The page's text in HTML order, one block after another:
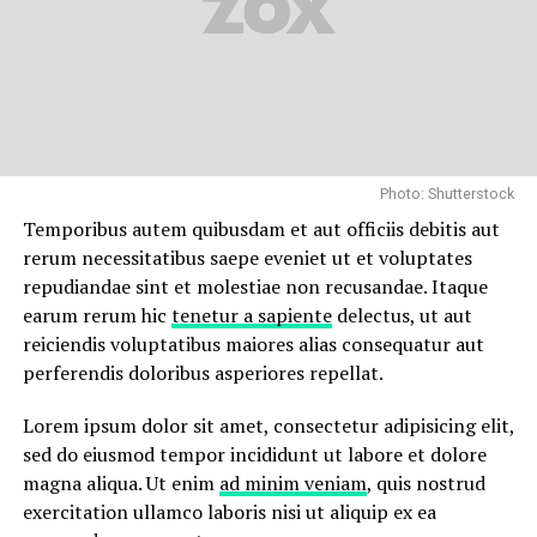
occaecati cupiditate non provident, similique sunt
in culpa qui officia deserunt mollitia animi, id est
vel illum qui dolorem eum fugiat quo voluptas nulla
Temporibus autem quibusdam et aut officiis debitis aut
rerum necessitatibus saepe eveniet ut et voluptates
repudiandae sint et molestiae non recusandae. Itaque
earum rerum hictenetur a sapientedelectus, ut aut
reiciendis voluptatibus maiores alias consequatur aut
Lorem ipsum dolor sit amet, consectetur adipisicing elit,
sed do eiusmod tempor incididunt ut labore et dolore
magna aliqua. Ut enimad minim veniam, quis nostrud
Photo: Shutterstock
Temporibus autem quibusdam et aut officiis debitis aut
rerum necessitatibus saepe eveniet ut et voluptates
repudiandae sint et molestiae non recusandae. Itaque
earum rerum hic tenetur a sapientedelectus, ut aut
reiciendis voluptatibus maiores alias consequatur aut
perferendis doloribus asperiores repellat.
Lorem ipsum dolor sit amet, consectetur adipisicing elit,
sed do eiusmod tempor incididunt ut labore et dolore
magna aliqua. Ut enim ad minim veniam, quis nostrud
exercitation ullamco laboris nisi ut aliquip ex ea